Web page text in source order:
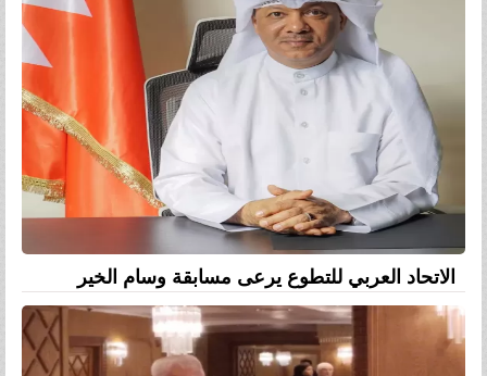
الاتحاد العربي للتطوع يرعى مسابقة وسام الخير